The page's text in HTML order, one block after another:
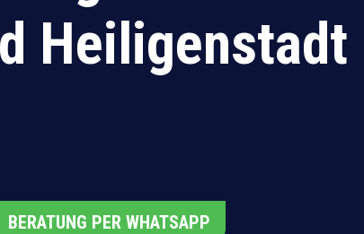
Heiligenstadt
BERATUNG PER WHATSAPP